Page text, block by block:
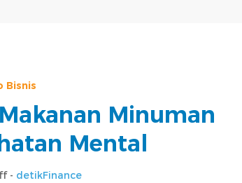
Bisnis
Minuman
Mental
- detikFinance